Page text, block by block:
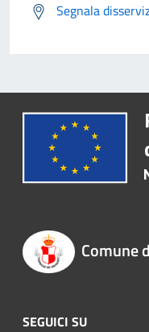
Segnala
Comune
SEGUICI SU